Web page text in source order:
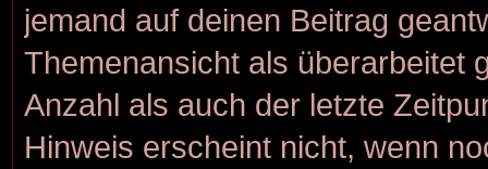
jemand auf deinen Beitrag
Themenansicht als überarbeitet
Anzahl als auch der letzte
Hinweis erscheint nicht, wenn